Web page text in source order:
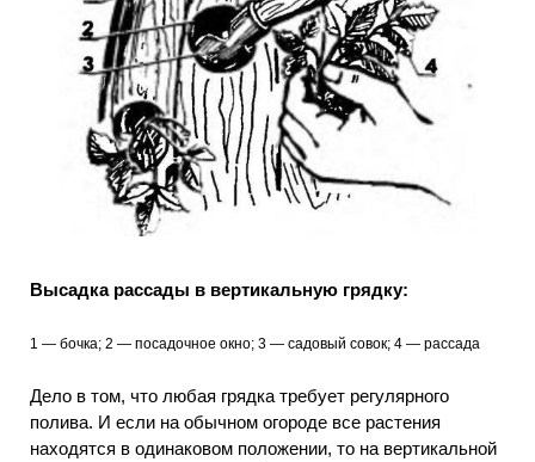
Высадка рассады в вертикальную грядку:
1 — бочка; 2 — посадочное окно; 3 — садовый совок; 4 — рассада
Дело в том, что любая грядка требует регулярного
полива. И если на обычном огороде все растения
находятся в одинаковом положении, то на вертикальной